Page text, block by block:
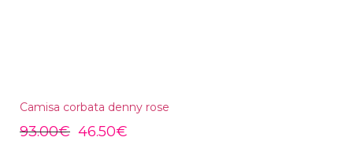
Camisa corbata denny rose
93.00€ 46.50€